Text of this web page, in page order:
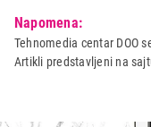
Naziv i vrsta
Uvoznik:
Napomena:
Tehnomedia centar DOO
Artikli predstavljeni na